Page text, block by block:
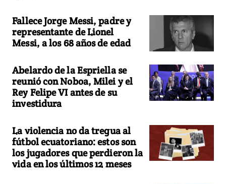
Fallece Jorge Messi, padre y
representante de Lionel
Messi, a los 68 años de edad
Abelardo de la Espriella se
reunió con Noboa, Milei y el
Rey Felipe VI antes de su
investidura
La violencia no da tregua al
fútbol ecuatoriano: estos son
los jugadores que perdieron la
vida en los últimos 12 meses